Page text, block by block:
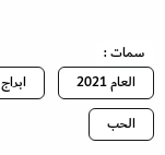
سمات :
العام 2021
ابراج 2021
الحب